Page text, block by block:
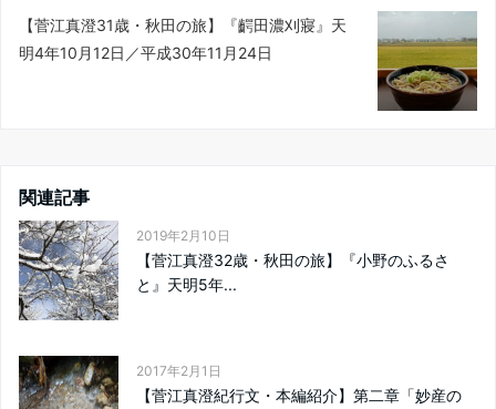
【菅江真澄31歳・秋田の旅】『齶田濃刈寢』天
明4年10月12日／平成30年11月24日
関連記事
2019年2月10日
【菅江真澄32歳・秋田の旅】『小野のふるさ
と』天明5年...
2017年2月1日
【菅江真澄紀行文・本編紹介】第二章「妙産の